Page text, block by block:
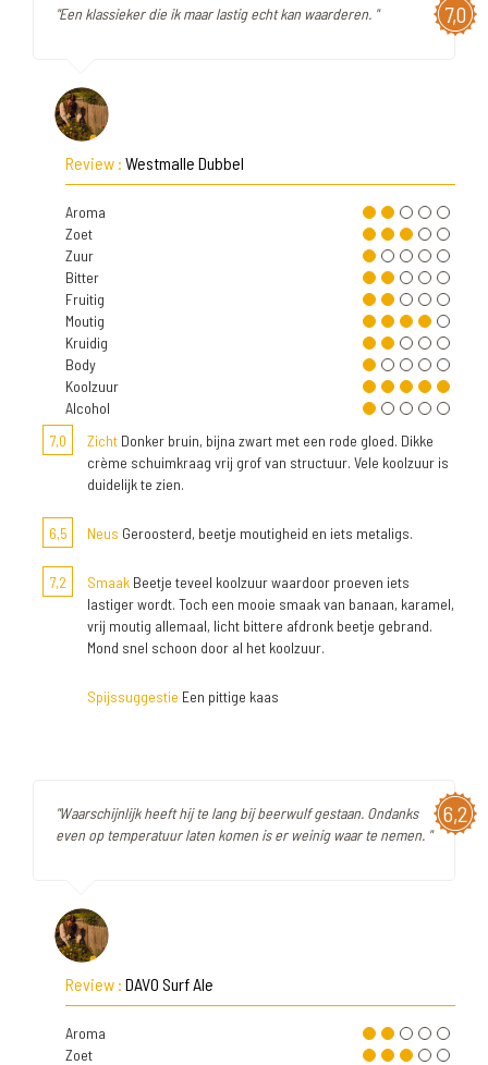
7,0
"Een klassieker die ik maar lastig echt kan waarderen. "
Review : Westmalle Dubbel
Aroma
Zoet
Zuur
Bitter
Fruitig
Moutig
Kruidig
Body
Koolzuur
Alcohol
7,0
Zicht Donker bruin, bijna zwart met een rode gloed. Dikke
crème schuimkraag vrij grof van structuur. Vele koolzuur is
duidelijk te zien.
6,5 Neus Geroosterd, beetje moutigheid en iets metaligs.
7,2 Smaak Beetje teveel koolzuur waardoor proeven iets
lastiger wordt. Toch een mooie smaak van banaan, karamel,
vrij moutig allemaal, licht bittere afdronk beetje gebrand.
Mond snel schoon door al het koolzuur.
Spijssuggestie Een pittige kaas
6,2
"Waarschijnlijk heeft hij te lang bij beerwulf gestaan. Ondanks
even op temperatuur laten komen is er weinig waar te nemen. "
Review : DAVO Surf Ale
Aroma
Zoet